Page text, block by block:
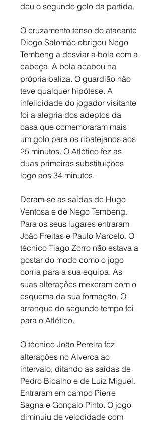
deu o segundo golo da partida.
O cruzamento tenso do atacante
Diogo Salomão obrigou Nego
Tembeng a desviar a bola com a
cabeça. A bola acabou na
própria baliza. O guardião não
teve qualquer hipótese. A
infelicidade do jogador visitante
foi a alegria dos adeptos da
casa que comemoraram mais
um golo para os ribatejanos aos
25 minutos. O Atlético fez as
duas primeiras substituições
logo aos 34 minutos.
Deram-se as saídas de Hugo
Ventosa e de Nego Tembeng.
Para os seus lugares entraram
João Freitas e Paulo Marcelo. O
técnico Tiago Zorro não estava a
gostar do modo como o jogo
corria para a sua equipa. As
suas alterações mexeram com o
esquema da sua formação. O
arranque do segundo tempo foi
para o Atlético.
O técnico João Pereira fez
alterações no Alverca ao
intervalo, ditando as saídas de
Pedro Bicalho e de Luiz Miguel.
Entraram em campo Pierre
Sagna e Gonçalo Pinto. O jogo
diminuiu de velocidade com